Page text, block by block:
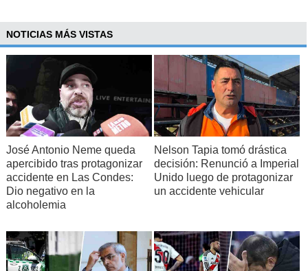
NOTICIAS MÁS VISTAS
José Antonio Neme queda
apercibido tras protagonizar
accidente en Las Condes:
Dio negativo en la
alcoholemia
Nelson Tapia tomó drástica
decisión: Renunció a Imperial
Unido luego de protagonizar
un accidente vehicular